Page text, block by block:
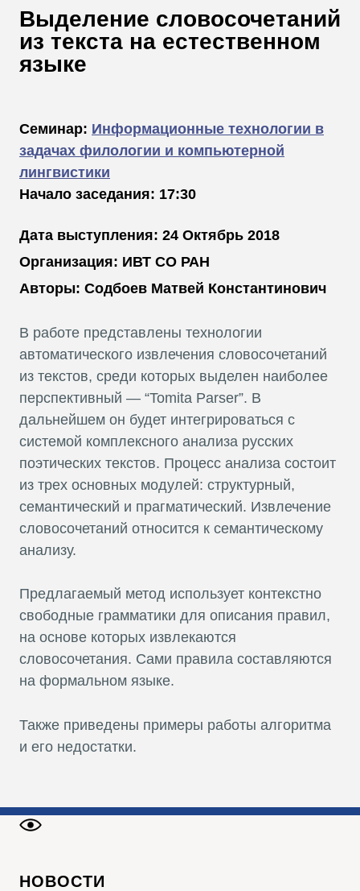
Т
Выделение словосочетаний
из текста на естественном
языке
Семинар: Информационные технологии в
задачах филологии и компьютерной
лингвистики
Начало заседания: 17:30
Дата выступления: 24 Октябрь 2018
Организация: ИВТ СО РАН
Авторы: Содбоев Матвей Константинович
В работе представлены технологии
автоматического извлечения словосочетаний
из текстов, среди которых выделен наиболее
перспективный — “Tomita Parser”. В
дальнейшем он будет интегрироваться с
системой комплексного анализа русских
поэтических текстов. Процесс анализа состоит
из трех основных модулей: структурный,
семантический и прагматический. Извлечение
словосочетаний относится к семантическому
анализу.
Предлагаемый метод использует контекстно
свободные грамматики для описания правил,
на основе которых извлекаются
словосочетания. Сами правила составляются
на формальном языке.
Также приведены примеры работы алгоритма
и его недостатки.
НОВОСТИ